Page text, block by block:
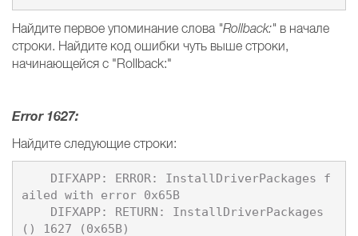
Найдите первое упоминание слова "Rollback:" в начале
строки. Найдите код ошибки чуть выше строки,
начинающейся с "Rollback:"
Error 1627:
Найдите следующие строки:
ailed with error 0x65B